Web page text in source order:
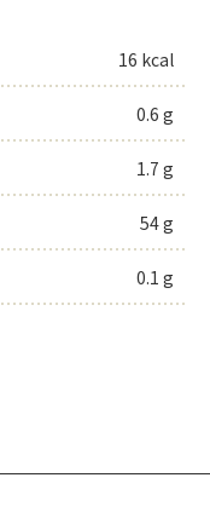
16 kcal
0.6 g
1.7 g
54 g
0.1 g